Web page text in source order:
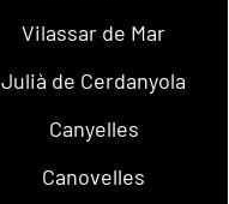
Vilassar de Mar
Julià de Cerdanyola
Canyelles
Canovelles